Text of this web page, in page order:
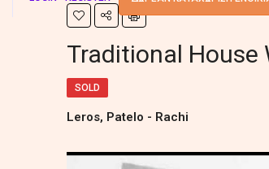
Traditional House
SOLD
Leros, Patelo - Rachi